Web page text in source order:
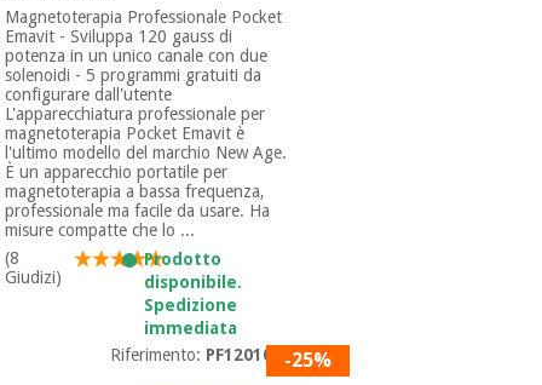
Magnetoterapia Professionale Pocket
Emavit - Sviluppa 120 gauss di
potenza in un unico canale con due
solenoidi - 5 programmi gratuiti da
configurare dall'utente
L'apparecchiatura professionale per
magnetoterapia Pocket Emavit è
l'ultimo modello del marchio New Age.
È un apparecchio portatile per
magnetoterapia a bassa frequenza,
professionale ma facile da usare. Ha
misure compatte che lo ...
(8
Giudizi)
Prodotto
disponibile.
Spedizione
immediata
Riferimento: PF1201009-25%